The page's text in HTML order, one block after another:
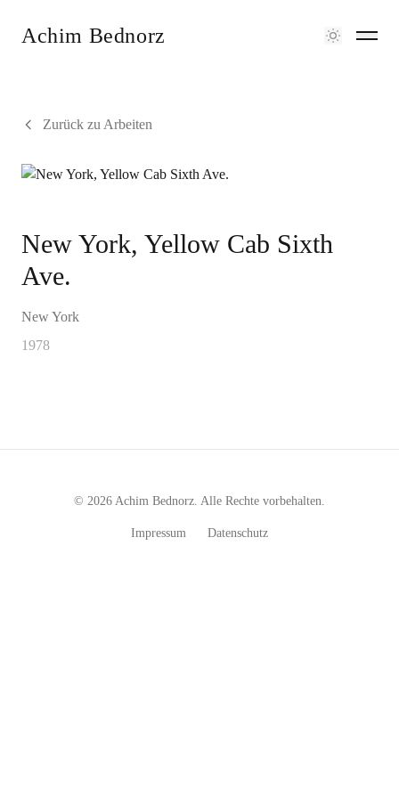
Achim Bednorz
Zurück zu Arbeiten
New York, Yellow Cab Sixth
Ave.
New York
1978
© 2026 Achim Bednorz. Alle Rechte vorbehalten.
Impressum Datenschutz